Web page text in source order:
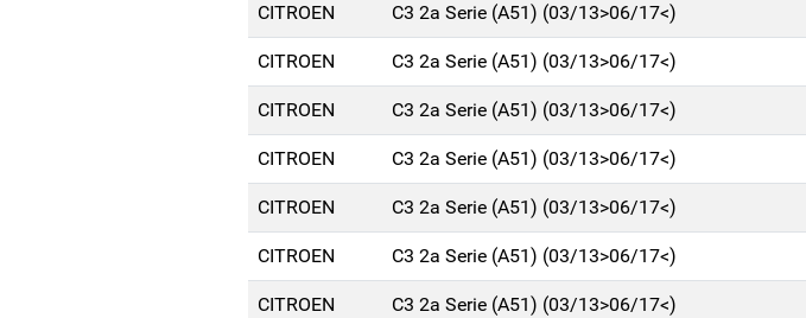
CITROEN C3 2a Serie (A51) (03/13>06/17<)
CITROEN C3 2a Serie (A51) (03/13>06/17<)
CITROEN C3 2a Serie (A51) (03/13>06/17<)
CITROEN C3 2a Serie (A51) (03/13>06/17<)
CITROEN C3 2a Serie (A51) (03/13>06/17<)
CITROEN C3 2a Serie (A51) (03/13>06/17<)
CITROEN C3 2a Serie (A51) (03/13>06/17<)